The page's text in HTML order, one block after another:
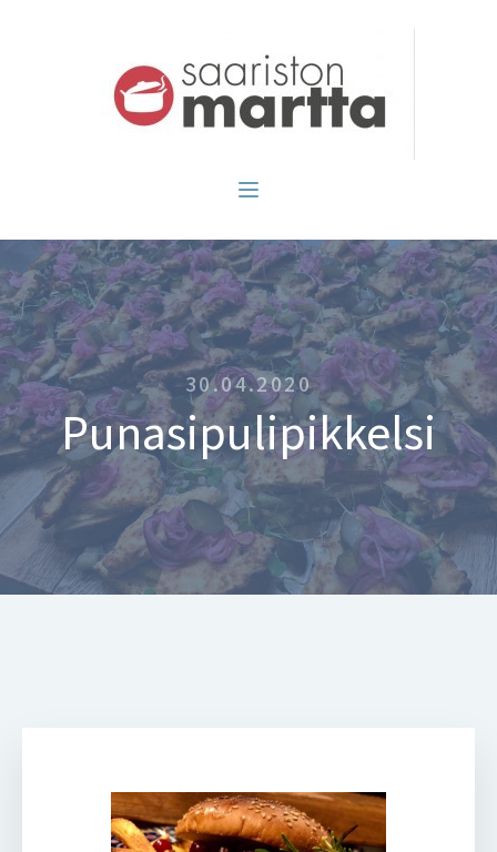
30.04.2020
Punasipulipikkelsi